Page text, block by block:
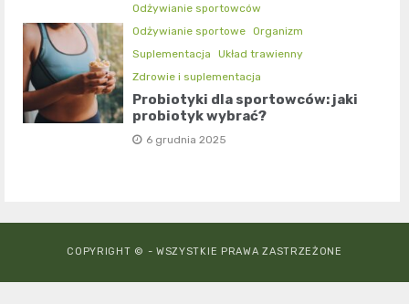
Odżywianie sportowców
Odżywianie sportowe Organizm
Suplementacja
Układ trawienny
Zdrowie i suplementacja
Probiotyki dla sportowców: jaki
probiotyk wybrać?
6 grudnia 2025
COPYRIGHT © - WSZYSTKIE PRAWA ZASTRZEŻONE